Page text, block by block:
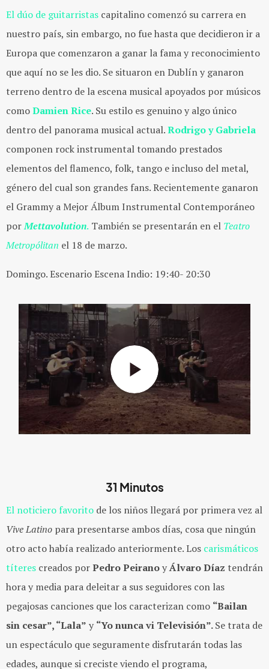
El dúo de guitarristas capitalino comenzó su carrera en
nuestro país, sin embargo, no fue hasta que decidieron ir a
Europa que comenzaron a ganar la fama y reconocimiento
que aquí no se les dio. Se situaron en Dublín y ganaron
terreno dentro de la escena musical apoyados por músicos
comoDamien Rice. Su estilo es genuino y algo único
dentro del panorama musical actual.Rodrigo y Gabriela
componen rock instrumental tomando prestados
elementos del flamenco, folk, tango e incluso del metal,
género del cual son grandes fans. Recientemente ganaron
el Grammy a Mejor Álbum Instrumental Contemporáneo
porMettavolution. También se presentarán en el Teatro
Metropólitan el 18 de marzo.
Domingo. Escenario Escena Indio: 19:40- 20:30
31 Minutos
El noticiero favorito de los niños llegará por primera vez al
Vive Latino para presentarse ambos días, cosa que ningún
otro acto había realizado anteriormente. Los carismáticos
títeres creados porPedro PeiranoyÁlvaro Díaz tendrán
hora y media para deleitar a sus seguidores con las
pegajosas canciones que los caracterizan como “Bailan
sin cesar”, “Lala” y “Yo nunca vi Televisión”.Se trata de
un espectáculo que seguramente disfrutarán todas las
edades, aunque si creciste viendo el programa,